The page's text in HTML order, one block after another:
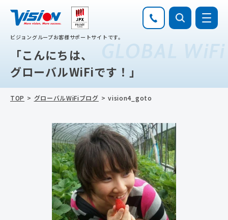
ビジョングループお客様サポートサイトです。
GLOBAL WiFi
「こんにちは、
グローバルWiFiです！」
TOP グローバルWiFiブログ vision4_goto